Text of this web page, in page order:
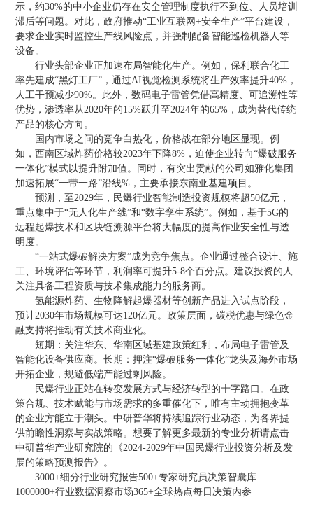
示，约30%的中小企业仍存在安全管理制度执行不到位、人员培训
滞后等问题。对此，政府推动“工业互联网+安全生产”平台建设，
要求企业实时监控生产线风险点，并强制配备智能巡检机器人等
设备。
行业头部企业正加速布局智能化生产。例如，保利联合化工
率先建成“黑灯工厂”，通过AI视觉检测系统将生产效率提升40%，
人工干预减少90%。此外，数码电子雷管凭借高精度、可追溯性等
优势，渗透率从2020年的15%跃升至2024年的65%，成为替代传统
产品的核心方向。
国内市场之间的竞争白热化，价格战在部分地区显现。例
如，西南区域炸药价格较2023年下降8%，迫使企业转向“爆破服务
一体化”模式以提升附加值。同时，有突出贡献的公司如雅化集团
加速拓展“一带一路”沿线%，主要承接东南亚基建项目。
预测，至2029年，民爆行业智能制造投资规模将超50亿元，
重点集中于“无人化生产线”和“数字孪生系统”。例如，基于5G的
远程起爆技术和区块链溯源平台将大幅度的提高作业安全性与透
明度。
“一站式爆破解决方案”成为竞争焦点。企业通过整合设计、施
工、环境评估等环节，利润率可提升5-8个百分点。建议投资的人
关注具备工程资质与技术集成能力的服务商。
氢能源炸药、生物降解起爆器材等创新产品进入试点阶段，
预计2030年市场规模可达120亿元。政策层面，碳税优惠与绿色金
融支持将推动有关技术商业化。
短期：关注华东、华南区域基建政策红利，布局电子雷管及
智能化设备供应商。长期：押注“爆破服务一体化”龙头及海外市场
开拓企业，规避低端产能过剩风险。
民爆行业正站在转变发展方式与经济转型的十字路口。在政
策合规、技术赋能与市场需求的多重催化下，唯有主动拥抱变革
的企业方能立于潮头。中研普华将持续追踪行业动态，为各界提
供前瞻性洞察与实战策略。想要了解更多最新的专业分析请点击
中研普华产业研究院的《2024-2029年中国民爆行业投资分析及发
展的策略预测报告》。
3000+细分行业研究报告500+专家研究员决策智囊库
1000000+行业数据洞察市场365+全球热点每日决策内参